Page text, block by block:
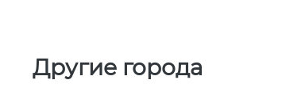
Другие города